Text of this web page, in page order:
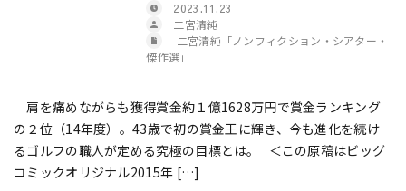
2023.11.23
二宮清純
二宮清純「ノンフィクション・シアター・
傑作選」
肩を痛めながらも獲得賞金約１億1628万円で賞金ランキング
の２位（14年度）。43歳で初の賞金王に輝き、今も進化を続け
るゴルフの職人が定める究極の目標とは。 ＜この原稿はビッグ
コミックオリジナル2015年 […]